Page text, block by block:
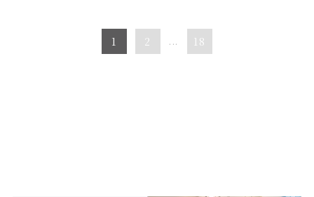
1 2 ... 18